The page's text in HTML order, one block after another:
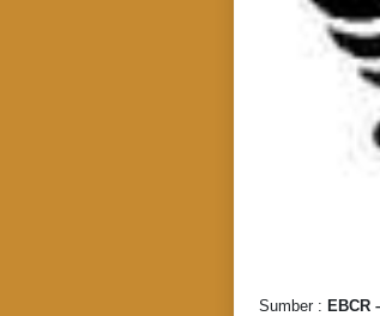
Sumber : EBCR